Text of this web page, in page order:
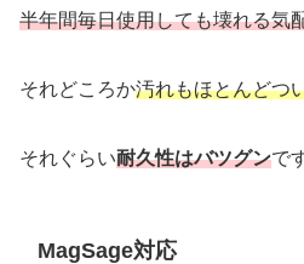
半年間毎日使用しても壊れる気
それどころか汚れもほとんどつ
それぐらい耐久性はバツグンで
MagSage対応